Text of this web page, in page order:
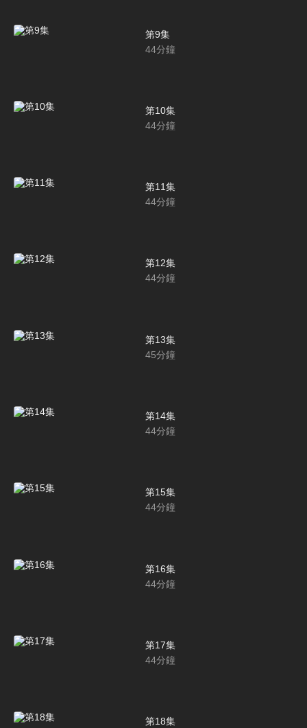
第9集
44分鐘
第10集
44分鐘
第11集
44分鐘
第12集
44分鐘
第13集
45分鐘
第14集
44分鐘
第15集
44分鐘
第16集
44分鐘
第17集
44分鐘
第18集